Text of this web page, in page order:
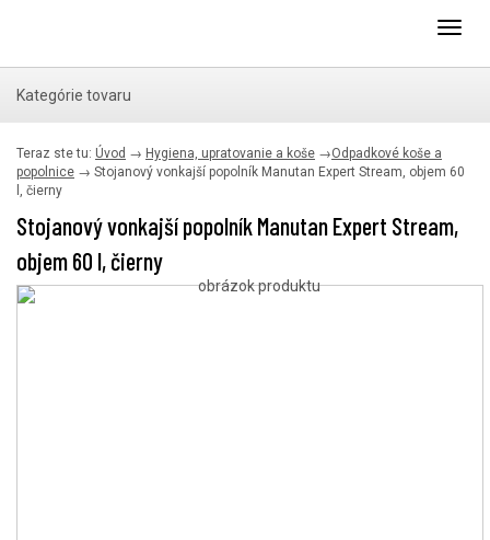
Kategórie tovaru
Teraz ste tu: Úvod → Hygiena, upratovanie a koše →Odpadkové koše a
popolnice → Stojanový vonkajší popolník Manutan Expert Stream, objem 60
l, čierny
Stojanový vonkajší popolník Manutan Expert Stream,
objem 60 l, čierny